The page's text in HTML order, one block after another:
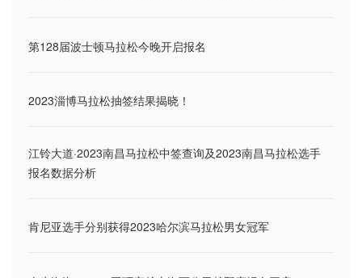
第128届波士顿马拉松今晚开启报名
2023淄博马拉松抽签结果揭晓！
江铃大道·2023南昌马拉松中签查询及2023南昌马拉松选手
报名数据分析
肯尼亚选手分别获得2023哈尔滨马拉松男女冠军